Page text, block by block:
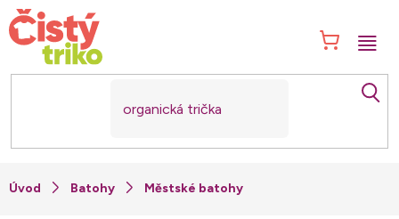
Přejít
na
obsah
Batohy Městské batohy